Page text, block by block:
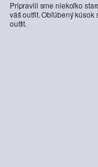
Pripravili sme niekoľko
váš outfit. Obľúbený
outfit.